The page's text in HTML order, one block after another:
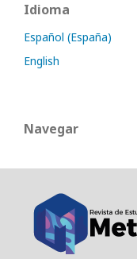
Idioma
Español (España)
English
Navegar